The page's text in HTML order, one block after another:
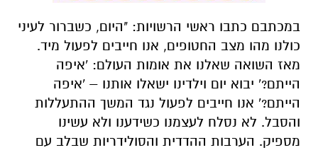
במכתבם כתבו ראשי הרשויות: "היום, כשברור לעיני
כולנו מהו מצב החטופים, אנו חייבים לפעול מיד.
מאז השואה שאלנו את אומות העולם: 'איפה
הייתם?' יבוא יום וילדינו ישאלו אותנו – 'איפה
הייתם?' אנו חייבים לפעול נגד המשך ההתעללות
והסבל. לא נסלח לעצמנו כשידענו ולא עשינו
מספיק. הערבות ההדדית והסולידריות שבלב עם